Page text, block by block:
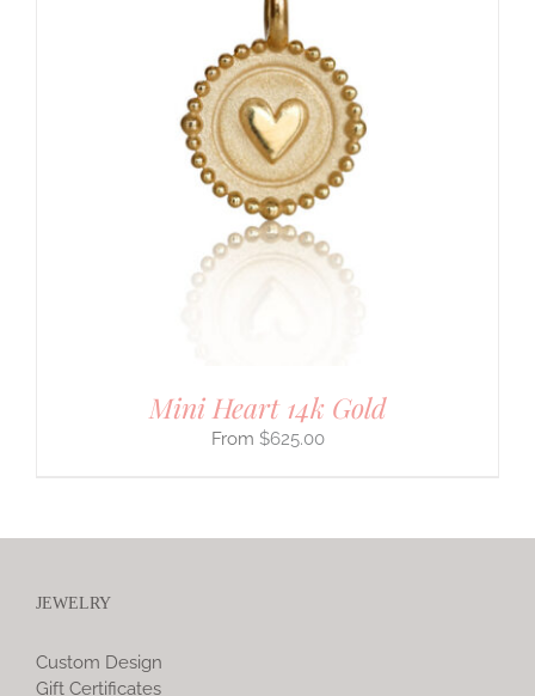
Mini Heart 14k Gold
$625.00
JEWELRY
Custom Design
Gift Certificates